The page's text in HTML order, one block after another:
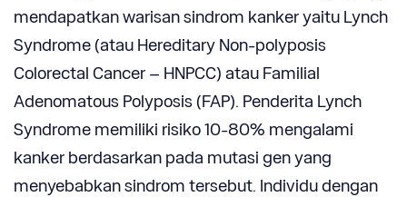
mendapatkan warisan sindrom kanker yaitu Lynch
Syndrome (atau Hereditary Non-polyposis
Colorectal Cancer – HNPCC) atau Familial
Adenomatous Polyposis (FAP). Penderita Lynch
Syndrome memiliki risiko 10-80% mengalami
kanker berdasarkan pada mutasi gen yang
menyebabkan sindrom tersebut. Individu dengan